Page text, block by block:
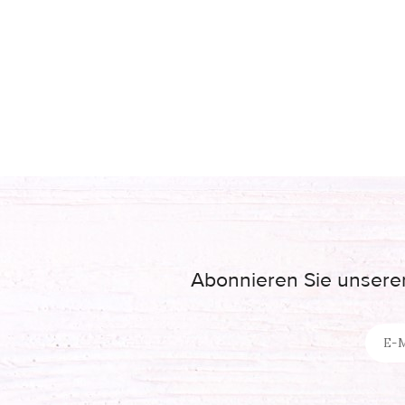
Abonnieren Sie